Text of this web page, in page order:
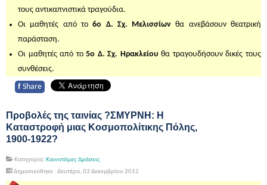
τους αντικαπνιστικά τραγούδια.
Οι μαθητές από το6ο Δ. Σχ. Μελισσίων θα ανεβάσουν θεατρική
παράσταση.
Οι μαθητές από το5ο Δ. Σχ. Ηρακλείου θα τραγουδήσουν δικές τους
συνθέσεις.
f Share
Προβολές της ταινίας ?ΣΜΥΡΝΗ: Η
Καταστροφή μιας Κοσμοπολίτικης Πόλης,
1900-1922?
Κατηγορία: Καινοτόμες Δράσεις
Δημοσιεύθηκε : Δευτέρα, 03 Δεκεμβρίου 2012